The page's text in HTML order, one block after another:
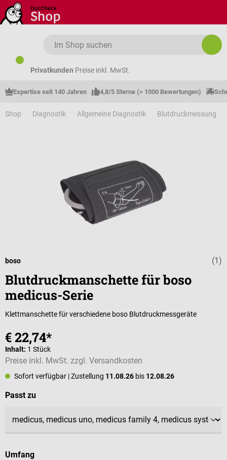
Zum Hauptinhalt springen
Privatkunden Preise inkl. MwSt.
Expertise seit 140 Jahren 4,8/5 Sterne (> 1000 Bewertungen)
Shop Diagnostik Allgemeine Diagnostik Blutdruckmessung
(1)
boso
Blutdruckmanschette für boso
medicus-Serie
Klettmanschette für verschiedene boso Blutdruckmessgeräte
€ 22,74*
Inhalt: 1 Stück
Preise inkl. MwSt. zzgl. Versandkosten
Sofort verfügbar | Zustellung 11.08.26 bis 12.08.26
Passt zuauswählen
Umfangauswählen